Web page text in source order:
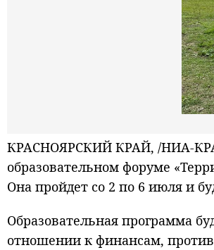
КРАСНОЯРСКИЙ КРАЙ, /НИА-
образовательном форуме
Она пройдет со 2 по 6 июля и
Образовательная программа
отношении к финансам,